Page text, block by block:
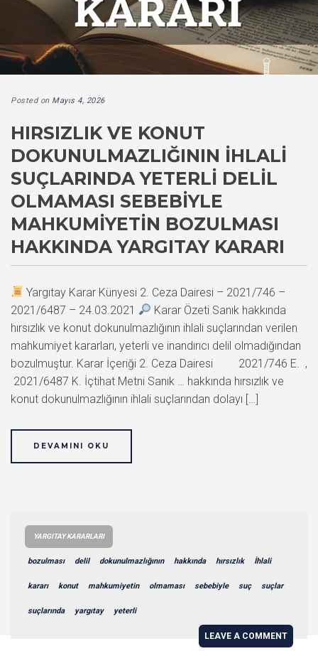
Posted on Mayıs 4, 2026
HIRSIZLIK VE KONUT
DOKUNULMAZLIĞININ İHLALI
SUÇLARINDA YETERLI DELIL
OLMAMASI SEBEBIYLE
MAHKUMIYETIN BOZULMASI
HAKKINDA YARGITAY KARARI
Yargıtay Karar Künyesi 2. Ceza Dairesi – 2021/746 –
2021/6487 – 24.03.2021
Karar Özeti Sanık hakkında
hırsızlık ve konut dokunulmazlığının ihlali suçlarından verilen
mahkumiyet kararları, yeterli ve inandırıcı delil olmadığından
bozulmuştur. Karar İçeriği 2. Ceza Dairesi 2021/746 E. ,
2021/6487 K. İçtihat Metni Sanık … hakkında hırsızlık ve
konut dokunulmazlığının ihlali suçlarından dolayı […]
DEVAMINI OKU
YARGITAY KARARLARI
bozulması delil dokunulmazlığının hakkında hırsızlık İhlali
kararı konut mahkumiyetin olmaması sebebiyle suç suçlar
suçlarında yargıtay yeterli
LEAVE A COMMENT